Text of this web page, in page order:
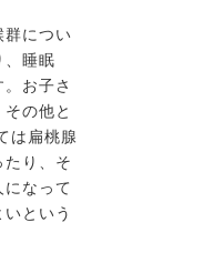
群につい
、睡眠
お子さ
の他と
は扁桃腺
り、そ
なって
という